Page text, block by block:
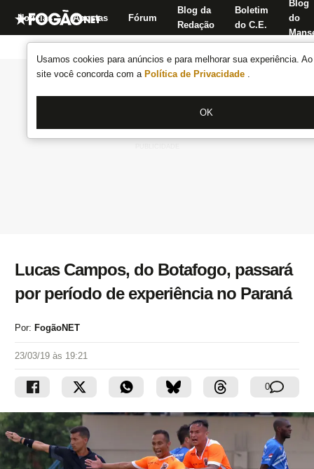
Usamos cookies para anúncios e para melhorar sua experiência.
site você concorda com a Política de Privacidade .
OK
Notícias Apostas Fórum
Blog da
Redação
Boletim
do C.E.
Blog
do
Lucas Campos, do Botafogo, passará
por período de experiência no Paraná
Por: FogãoNET
23/03/19 às 19:21
0